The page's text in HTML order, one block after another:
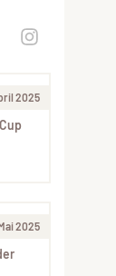
2025
2025